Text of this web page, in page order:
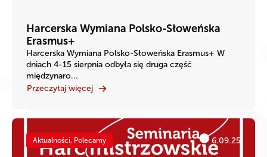
Harcerska Wymiana Polsko-Słoweńska
Erasmus+
Harcerska Wymiana Polsko-Słoweńska Erasmus+ W
dniach 4-15 sierpnia odbyła się druga część
międzynaro...
Przeczytaj więcej
Aktualności, Polecamy 6.09.25